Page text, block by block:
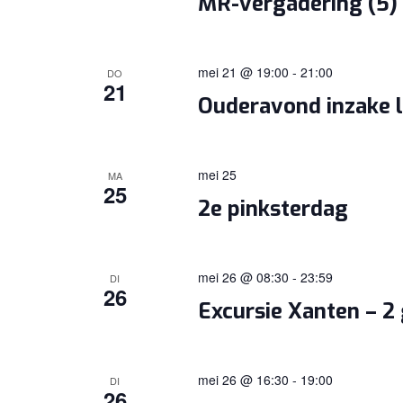
DO
21 Ouderavond inzake
mei 21 @ 19:00 - 21:00
MA
25 2e pinksterdag
mei 25
DI
26 Excursie Xanten –
mei 26 @ 08:30 - 23:59
DI mei 26 @ 16:30 - 19:00